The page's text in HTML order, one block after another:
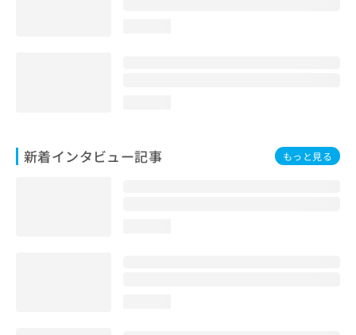
新着インタビュー記事 もっと見る